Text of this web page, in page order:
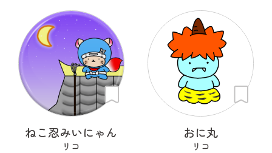
ねこ忍みいにゃん
リコ
おに丸
リコ